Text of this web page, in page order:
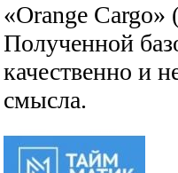
«Orange Cargo»
Полученной
качественно и
смысла.